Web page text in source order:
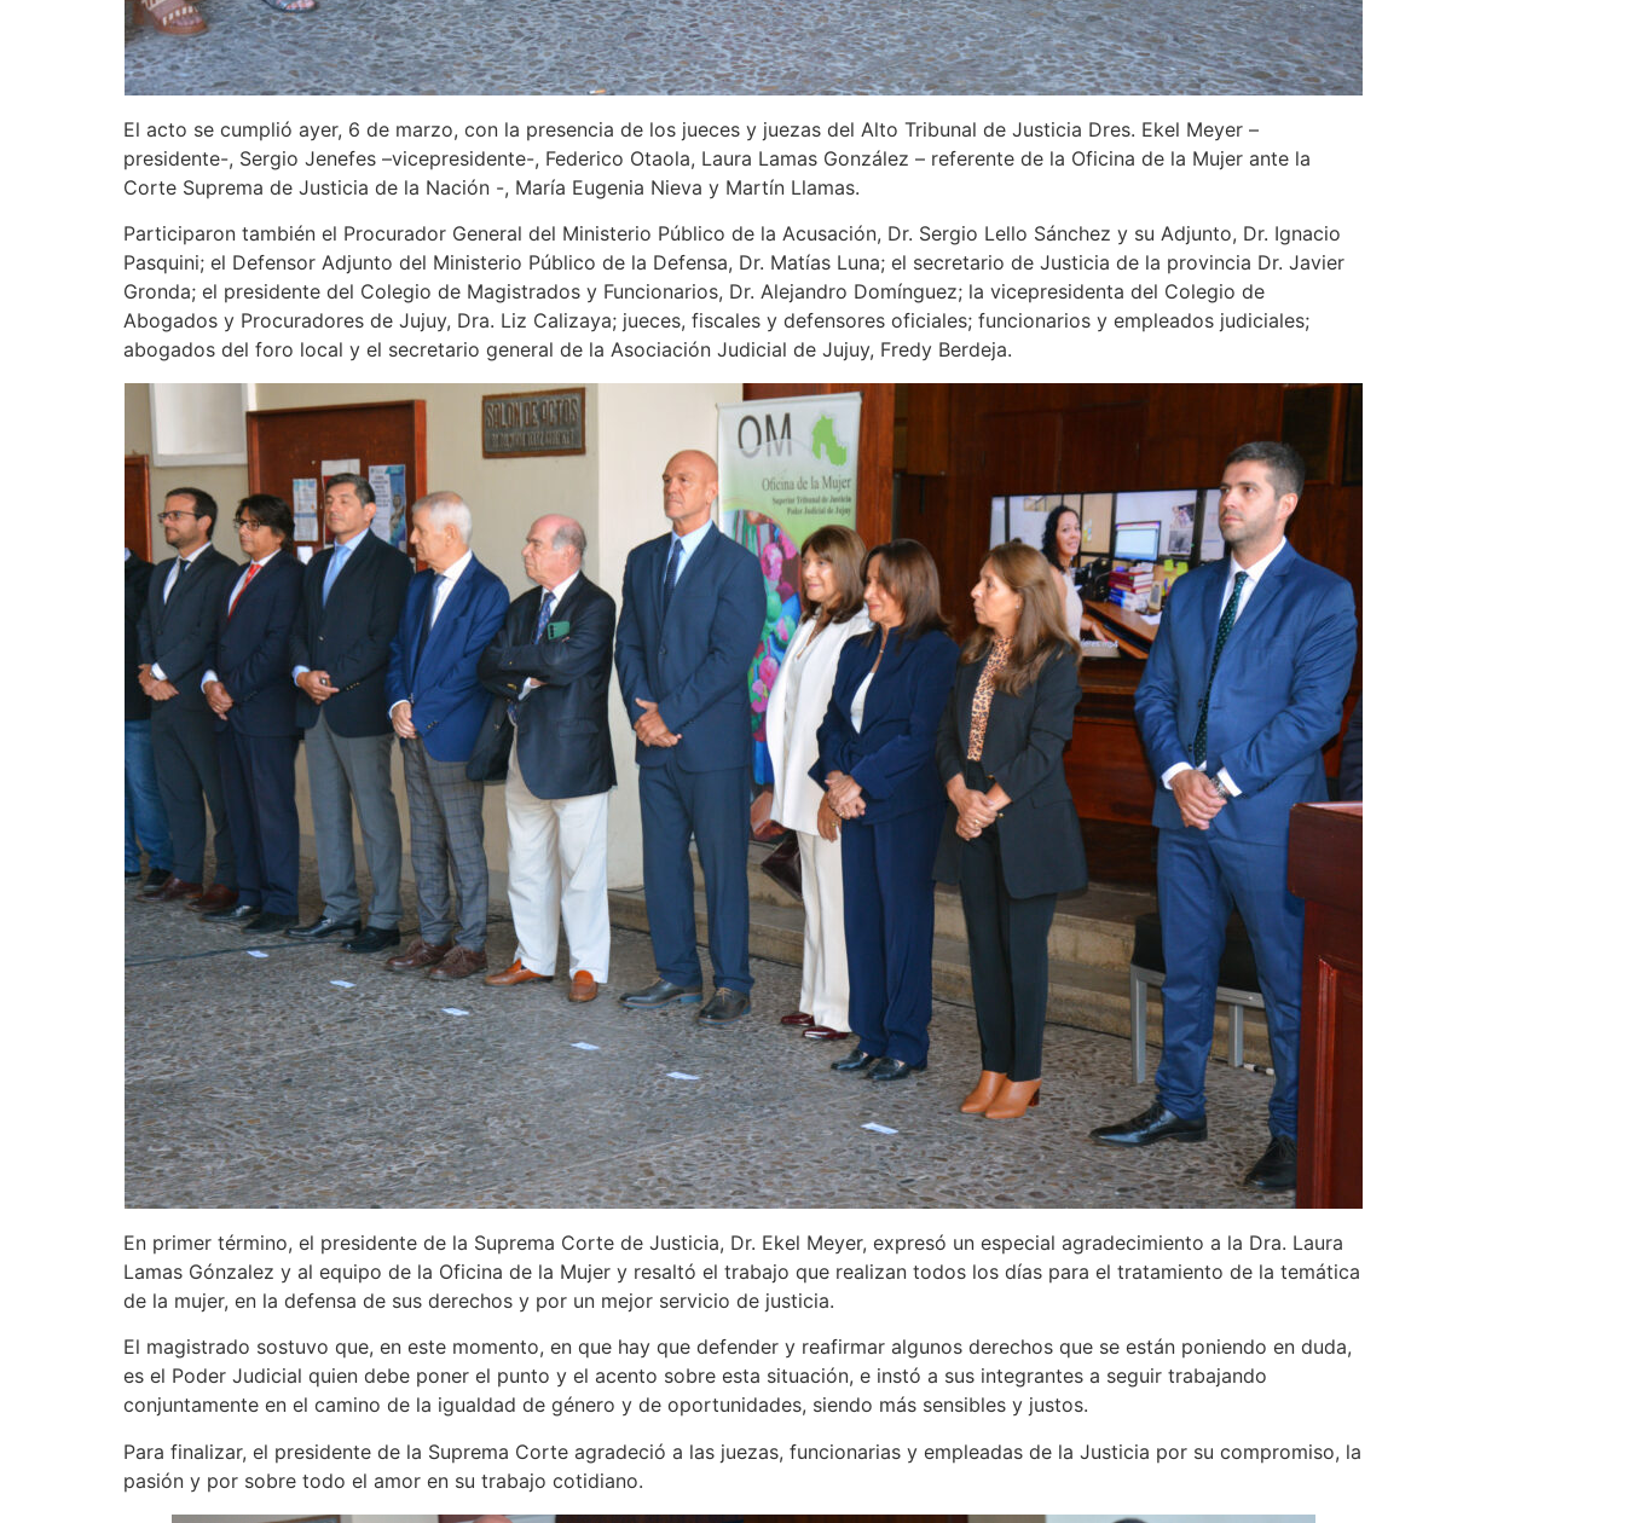
El acto se cumplió ayer, 6 de marzo, con la presencia de los jueces y juezas del Alto Tribunal de Justicia Dres. Ekel Meyer –
presidente-, Sergio Jenefes –vicepresidente-, Federico Otaola, Laura Lamas González – referente de la Oficina de la Mujer ante la
Corte Suprema de Justicia de la Nación -, María Eugenia Nieva y Martín Llamas.
Participaron también el Procurador General del Ministerio Público de la Acusación, Dr. Sergio Lello Sánchez y su Adjunto, Dr. Ignacio
Pasquini; el Defensor Adjunto del Ministerio Público de la Defensa, Dr. Matías Luna; el secretario de Justicia de la provincia Dr. Javier
Gronda; el presidente del Colegio de Magistrados y Funcionarios, Dr. Alejandro Domínguez; la vicepresidenta del Colegio de
Abogados y Procuradores de Jujuy, Dra. Liz Calizaya; jueces, fiscales y defensores oficiales; funcionarios y empleados judiciales;
abogados del foro local y el secretario general de la Asociación Judicial de Jujuy, Fredy Berdeja.
En primer término, el presidente de la Suprema Corte de Justicia, Dr. Ekel Meyer, expresó un especial agradecimiento a la Dra. Laura
Lamas Gónzalez y al equipo de la Oficina de la Mujer y resaltó el trabajo que realizan todos los días para el tratamiento de la temática
de la mujer, en la defensa de sus derechos y por un mejor servicio de justicia.
El magistrado sostuvo que, en este momento, en que hay que defender y reafirmar algunos derechos que se están poniendo en duda,
es el Poder Judicial quien debe poner el punto y el acento sobre esta situación, e instó a sus integrantes a seguir trabajando
conjuntamente en el camino de la igualdad de género y de oportunidades, siendo más sensibles y justos.
Para finalizar, el presidente de la Suprema Corte agradeció a las juezas, funcionarias y empleadas de la Justicia por su compromiso, la
pasión y por sobre todo el amor en su trabajo cotidiano.